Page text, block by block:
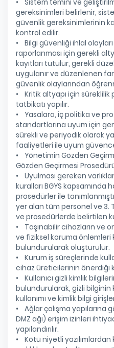
• Sistem temini ve
gereksinimleri belirlenir,
güvenlik gereksinimlerinin
kontrol edilir.
• Bilgi güvenliği ihlal olayları
raporlanması için gerekli
kayıtları tutulur, gerekli
uygulanır ve düzenlenen
güvenlik olaylarından
• Kritik altyapı için süreklilik
tatbikatı yapılır.
• Yasalara, iç politika ve
standartlarına uyum için
sürekli ve periyodik olarak
faaliyetleri ile uyum
• Yönetimin Gözden
Gözden Geçirmesi
• Uyulması gereken
kuralları BGYS kapsamında
prosedürler ile
yer alan tüm personel ve 3.
ve prosedürlerde belirtilen
• Taşınabilir cihazların ve
ve fiziksel koruma
bulundurularak oluşturulur.
• Kurum iş süreçlerinde
cihaz üreticilerinin önerdiği
• Kullanıcı gizli kimlik
bulundurularak, gizli bilginin
kullanımı ve kimlik bilgi
• Ağlar çalışma yapılarına
DMZ ağı) erişim izinleri
yapılandırılır.
• Kötü niyetli